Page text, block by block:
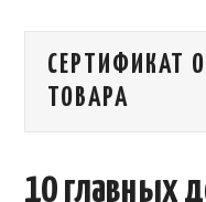
КАЛЕНДАРЬ ВЫСТАВОК
КЛУБ ИМПОРТЕРОВ
СЕРТИФИКАТ
ТОВАРА
10 главных